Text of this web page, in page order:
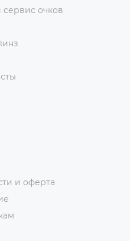
очков
и оферта